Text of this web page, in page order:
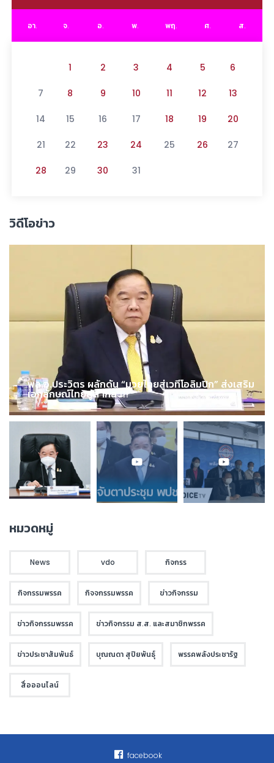
อา. จ. อ. พ. พฤ. ศ. ส.
1 2 3 4 5 6
7 8 9 10 11 12 13
14 15 16 17 18 19 20
21 22 23 24 25 26 27
28 29 30 31
วิดีโอข่าว
พล.อ.ประวิตร ผลักดัน “มวยไทยสู่เวทีโอลิมปิก” ส่งเสริม
เอกลักษณ์ไทยสู่สากล !!!
หมวดหมู่
News vdo กิจกรร
กิจกรรมพรรค กิจจกรรมพรรค ข่าวกิจกรรม
ข่าวกิจกรรมพรรค ข่าวกิจกรรม ส.ส. และสมาชิกพรรค
ข่าวประชาสัมพันธ์ บุณณดา สุปิยพันธุ์ พรรคพลังประชารัฐ
สื่อออนไลน์
facebook